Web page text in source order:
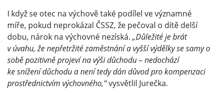
I když se otec na výchově také podílel ve významné
míře, pokud neprokázal ČSSZ, že pečoval o dítě delší
dobu, nárok na výchovné nezíská. „Důležité je brát
v úvahu, že nepřetržité zaměstnání a vyšší výdělky se samy o
sobě pozitivně projeví na výši důchodu – nedochází
ke snížení důchodu a není tedy dán důvod pro kompenzaci
prostřednictvím výchovného,“vysvětlil Jurečka.